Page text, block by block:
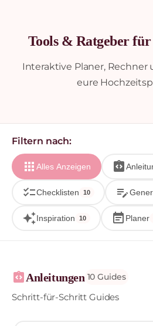
Tools & Ratgeber
Interaktive Planer, Rechner
eure
Filtern nach:
apps Alles Anzeigen integration_instructions
checklistChecklisten 10 edit_note
auto_awesomeInspiration 10 event_note Planer
integration_instructionsAnleitungen 10 Guides
Schritt-für-Schritt Guides